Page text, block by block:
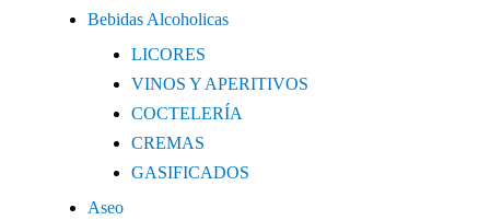
Bebidas Alcoholicas
LICORES
VINOS Y APERITIVOS
COCTELERÍA
CREMAS
GASIFICADOS
Aseo